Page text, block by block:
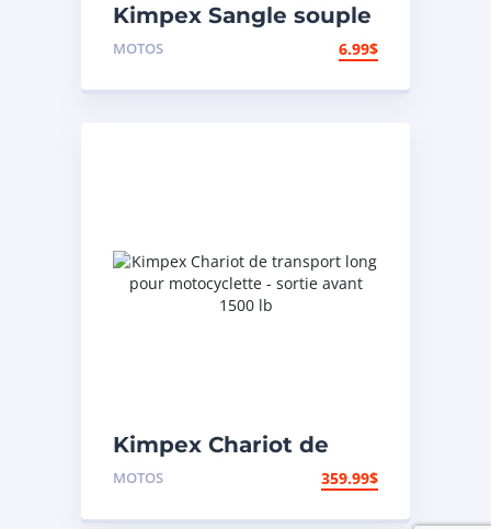
Kimpex Sangle souple
400 lb
MOTOS 6.99$
Kimpex Chariot de
transport long pour
motocyclette – sortie
avant 1500 lb
MOTOS 359.99$